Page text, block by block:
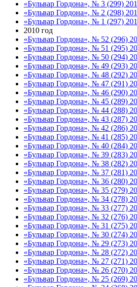
«Бульвар Гордона», № 3 (299)
«Бульвар Гордона», № 2 (298)
«Бульвар Гордона», № 1 (297)
2010 год
«Бульвар Гордона», № 52 (296)
«Бульвар Гордона», № 51 (295)
«Бульвар Гордона», № 50 (294)
«Бульвар Гордона», № 49 (293)
«Бульвар Гордона», № 48 (292)
«Бульвар Гордона», № 47 (291)
«Бульвар Гордона», № 46 (290)
«Бульвар Гордона», № 45 (289)
«Бульвар Гордона», № 44 (288)
«Бульвар Гордона», № 43 (287)
«Бульвар Гордона», № 42 (286)
«Бульвар Гордона», № 41 (285)
«Бульвар Гордона», № 40 (284)
«Бульвар Гордона», № 39 (283)
«Бульвар Гордона», № 38 (282)
«Бульвар Гордона», № 37 (281)
«Бульвар Гордона», № 36 (280)
«Бульвар Гордона», № 35 (279)
«Бульвар Гордона», № 34 (278)
«Бульвар Гордона», № 33 (277)
«Бульвар Гордона», № 32 (276)
«Бульвар Гордона», № 31 (275)
«Бульвар Гордона», № 30 (274)
«Бульвар Гордона», № 29 (273)
«Бульвар Гордона», № 28 (272)
«Бульвар Гордона», № 27 (271)
«Бульвар Гордона», № 26 (270)
«Бульвар Гордона», № 25 (269)